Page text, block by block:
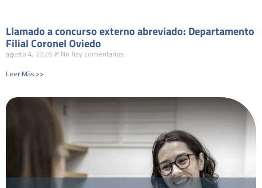
Llamado a concurso externo abreviado: Departamento
Filial Coronel Oviedo
agosto 4, 2026
No hay comentarios
Leer Más >>